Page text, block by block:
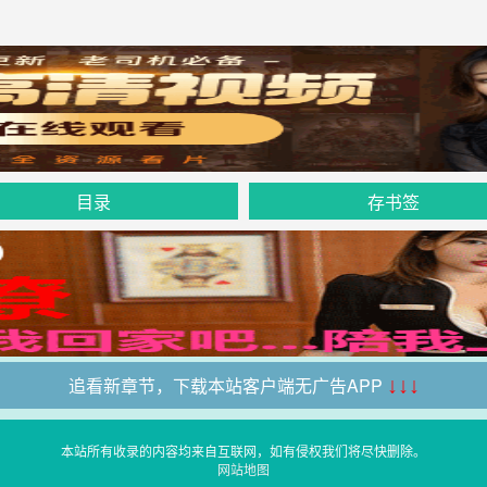
目录 存书签
追看新章节，下载本站客户端无广告APP ↓↓↓
本站所有收录的内容均来自互联网，如有侵权我们将尽快删除。
网站地图